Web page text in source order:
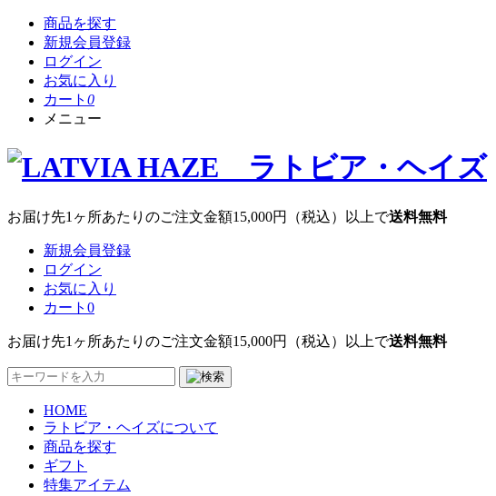
商品を探す
新規会員登録
ログイン
お気に入り
カート 0
メニュー
お届け先1ヶ所あたりのご注文金額15,000円 （税込）以上で送料無料
新規会員登録
ログイン
お気に入り
カート 0
お届け先1ヶ所あたりのご注文金額15,000円 （税込）以上で送料無料
HOME
ラトビア・ヘイズについて
商品を探す
ギフト
特集アイテム